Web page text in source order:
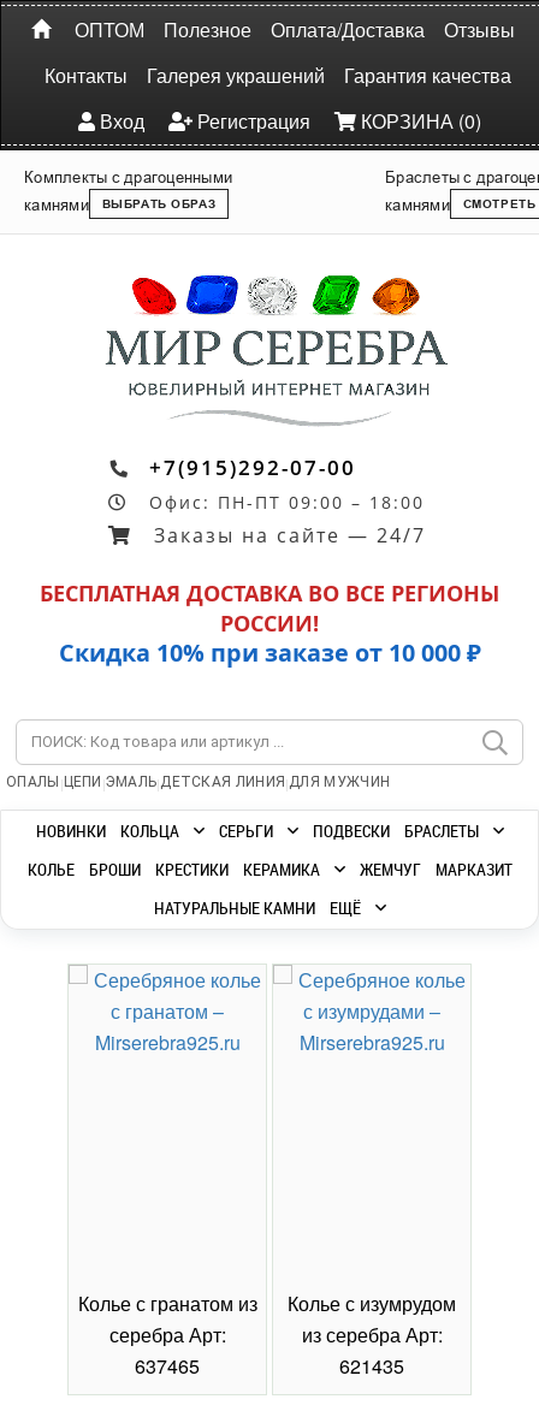
ОПТОМ Полезное Оплата/Доставка
Отзывы
Контакты
Галерея украшений
Гарантия качества
Вход
Регистрация КОРЗИНА (0)
Комплекты с драгоценными
камнями
ВЫБРАТЬ ОБРАЗ
Браслеты с
камнями
СМОТРЕТЬ
+7(915)292-07-00
Офис: ПН-ПТ 09:00 – 18:00
Заказы на сайте — 24/7
БЕСПЛАТНАЯ ДОСТАВКА ВО ВСЕ РЕГИОНЫ
РОССИИ!
Скидка 10% при заказе от 10 000 ₽
ОПАЛЫ | ЦЕПИ |ЭМАЛЬ|ДЕТСКАЯ ЛИНИЯ |ДЛЯ МУЖЧИН
НОВИНКИ КОЛЬЦА СЕРЬГИ ПОДВЕСКИ
БРАСЛЕТЫ
КОЛЬЕ
БРОШИ КРЕСТИКИ КЕРАМИКА ЖЕМЧУГ
МАРКАЗИТ
НАТУРАЛЬНЫЕ КАМНИ
ЕЩЁ
Колье с гранатом из
серебра Арт:
637465
Колье с изумрудом
из серебра Арт:
621435